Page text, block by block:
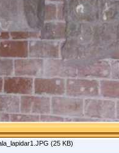
(25 KB)